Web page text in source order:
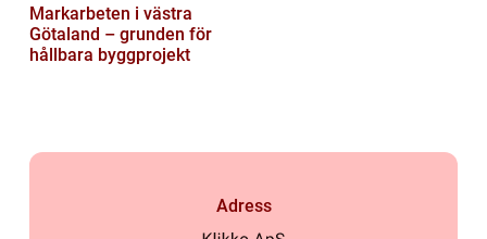
Markarbeten i västra
Götaland – grunden för
hållbara byggprojekt
Adress